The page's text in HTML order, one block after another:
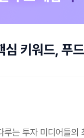
심 키워드, 푸
루는 투자 미디어들